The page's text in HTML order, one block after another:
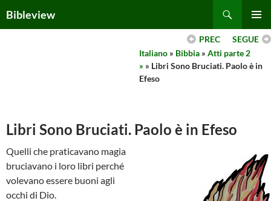
toBibleview
MENU
SEGUE
PREC
Italiano » Bibbia » Atti parte 2
» » Libri Sono Bruciati. Paolo è in
Efeso
Libri Sono Bruciati. Paolo è in Efeso
Quelli che praticavano magia
bruciavano i loro libri perché
volevano essere buoni agli
occhi di Dio.